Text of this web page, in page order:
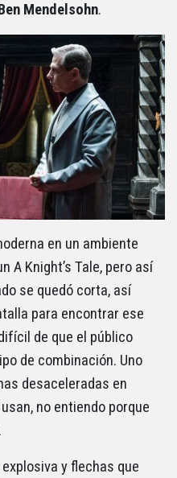
Mendelsohn.
en un ambiente
A Knight’s Tale, pero así
se quedó corta, así
para encontrar ese
de que el público
de combinación. Uno
desaceleradas en
no entiendo porque
y flechas que